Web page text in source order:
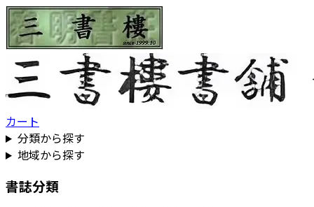
カート
分類から探す
地域から探す
書誌分類